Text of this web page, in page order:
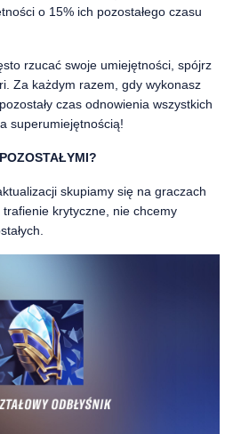
o 15% ich pozostałego czasu
rzucać swoje umiejętności, spójrz
Za każdym razem, gdy wykonasz
czas odnowienia wszystkich
superumiejętnością!
skupiamy się na graczach
krytyczne, nie chcemy